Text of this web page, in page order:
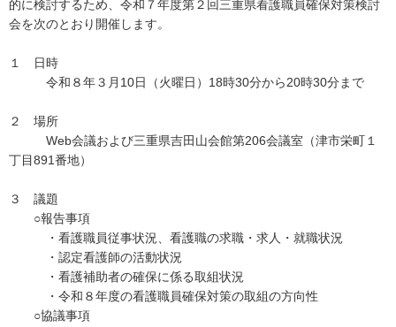
的に検討するため、令和７年度第２回三重県看護職員確保対策検討
会を次のとおり開催します。
１ 日時
令和８年３月10日（火曜日）18時30分から20時30分まで
２ 場所
Web会議および三重県吉田山会館第206会議室（津市栄町１
丁目891番地）
３ 議題
○報告事項
・看護職員従事状況、看護職の求職・求人・就職状況
・認定看護師の活動状況
・看護補助者の確保に係る取組状況
・令和８年度の看護職員確保対策の取組の方向性
○協議事項